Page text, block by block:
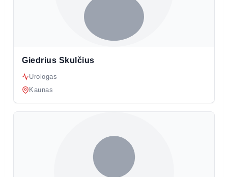
Giedrius Skulčius
Urologas
Kaunas